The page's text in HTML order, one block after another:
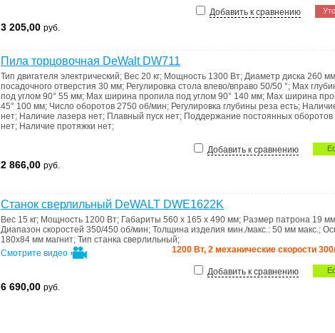
Добавить к сравнению
3 205,00 руб.
Пила торцовочная DeWalt DW711
Тип двигателя электрический; Вес 20 кг; Мощность 1300 Вт; Диаметр диска 260 мм
посадочного отверстия 30 мм; Регулировка стола влево/вправо 50/50 °; Max
под углом 90° 55 мм; Max ширина пропила под углом 90° 140 мм; Max ширина
45° 100 мм; Число оборотов 2750 об/мин; Регулировка глубины реза есть;
нет; Наличие лазера нет; Плавный пуск нет; Поддержание постоянных оборотов
нет; Наличие протяжки нет;
Добавить к сравнению
2 866,00 руб.
Станок сверлильный DeWALT DWE1622K
Вес 15 кг; Мощность 1200 Вт; Габариты 560 x 165 x 490 мм; Размер патрона 19
Диапазон скоростей 350/450 об/мин; Толщина изделия мин./макс.: 50 мм макс.;
180х84 мм магнит; Тип станка сверлильный;
1200 Вт, 2 механические скорости
Смотрите видео
Добавить к сравнению
6 690,00 руб.